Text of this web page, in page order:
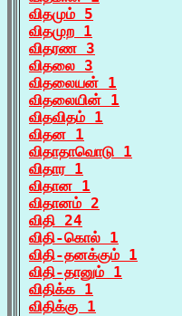
விதமும் 5
விதமுற 1
விதரண 3
விதலை 3
விதலையன் 1
விதலையின் 1
விதவிதம் 1
விதன 1
விதாதாவொடு 1
விதார 1
விதான 1
விதானம் 2
விதி 24
விதி-கொல் 1
விதி-தனக்கும் 1
விதி-தானும் 1
விதிக்க 1
விதிக்கு 1